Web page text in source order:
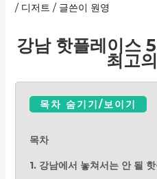
/ 디저트 / 글쓴이 원영
강남 핫플레이스
최고
목차 숨기기/보이기
목차
1. 강남에서 놓쳐서는 안 될